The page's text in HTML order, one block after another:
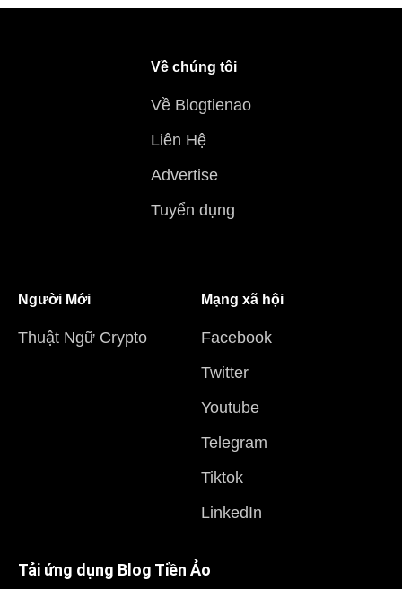
Về chúng tôi
Về Blogtienao
Liên Hệ
Advertise
Tuyển dụng
Người Mới
Thuật Ngữ Crypto
Mạng xã hội
Facebook
Twitter
Youtube
Telegram
Tiktok
LinkedIn
Tải ứng dụng Blog Tiền Ảo